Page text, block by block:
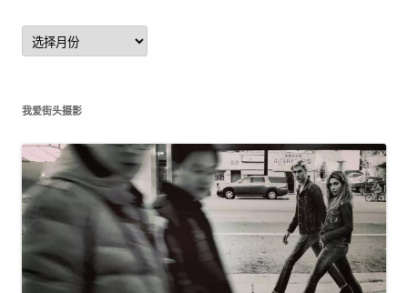
文
章
归
我爱街头摄影